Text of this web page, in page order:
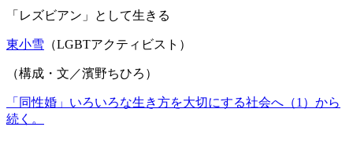
「レズビアン」として生きる
東小雪 （LGBTアクティビスト）
（構成・文／濱野ちひろ）
「同性婚」いろいろな生き方を大切にする社会へ（1）から
続く。